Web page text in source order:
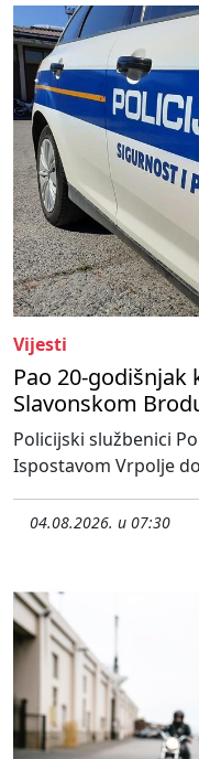
Vijesti
Pao 20-
Slavonskom
Policijski službenici
Ispostavom Vrpolje
04.08.2026. u 07:30